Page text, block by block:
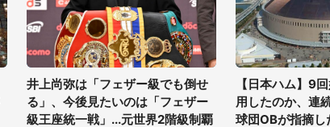
井上尚弥は「フェザー級でも倒せ
る」、今後見たいのは「フェザー
級王座統一戦」...元世界2階級制覇
【日本ハム】9
用したのか、連
球団OBが指摘